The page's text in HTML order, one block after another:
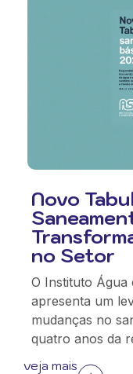
Novo
no Setor
O Instituto Água
apresenta um
mudanças no
quatro anos da
veja mais